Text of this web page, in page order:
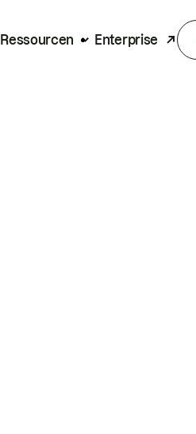
Ressourcen Enterprise